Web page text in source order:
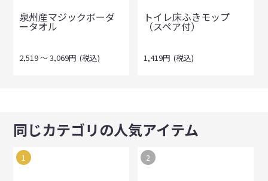
泉州産マジックボーダ
ータオル
2,519～3,069円 (税込)
トイレ床ふきモップ
（スペア付）
1,419円 (税込)
同じカテゴリの人気アイテム
1 2